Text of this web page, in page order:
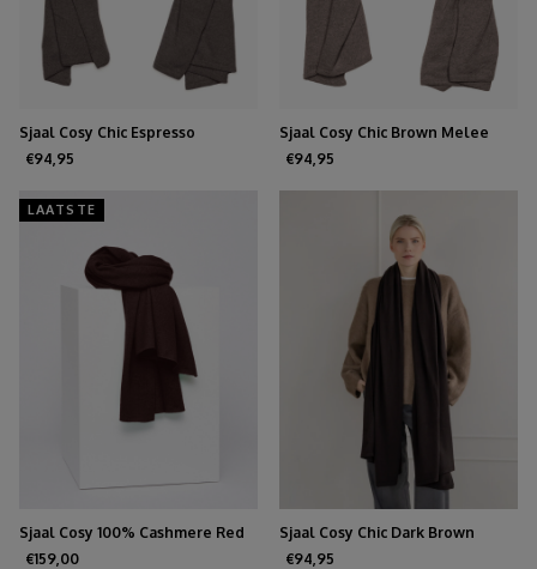
Sjaal Cosy Chic Espresso
€94,95
Sjaal Cosy Chic Brown Melee
€94,95
LAATSTE
Sjaal Cosy 100% Cashmere Red
Soil
€159,00
Sjaal Cosy Chic Dark Brown
€94,95